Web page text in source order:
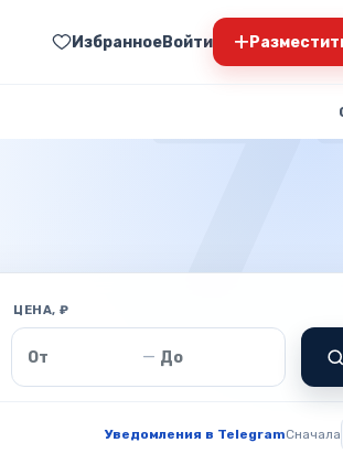
ИзбранноеВойти +
ЦЕНА, ₽
Цена от — Цена до
Уведомления в TelegramСначала